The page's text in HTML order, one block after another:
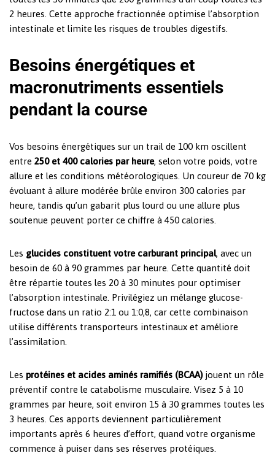
2 heures. Cette approche fractionnée optimise l’absorption
intestinale et limite les risques de troubles digestifs.
Besoins énergétiques et
macronutriments essentiels
pendant la course
Vos besoins énergétiques sur un trail de 100 km oscillent
entre 250 et 400 calories par heure, selon votre poids, votre
allure et les conditions météorologiques. Un coureur de 70 kg
évoluant à allure modérée brûle environ 300 calories par
heure, tandis qu’un gabarit plus lourd ou une allure plus
soutenue peuvent porter ce chiffre à 450 calories.
Les glucides constituent votre carburant principal, avec un
besoin de 60 à 90 grammes par heure. Cette quantité doit
être répartie toutes les 20 à 30 minutes pour optimiser
l’absorption intestinale. Privilégiez un mélange glucose-
fructose dans un ratio 2:1 ou 1:0,8, car cette combinaison
utilise différents transporteurs intestinaux et améliore
l’assimilation.
Les protéines et acides aminés ramifiés (BCAA)jouent un rôle
préventif contre le catabolisme musculaire. Visez 5 à 10
grammes par heure, soit environ 15 à 30 grammes toutes les
3 heures. Ces apports deviennent particulièrement
importants après 6 heures d’effort, quand votre organisme
commence à puiser dans ses réserves protéiques.